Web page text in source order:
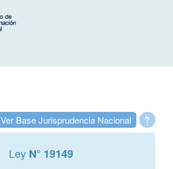
?
Ver Base Jurisprudencia Nacional
Ley N° 19149